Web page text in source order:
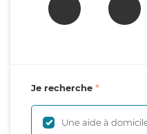
Je recherche
Une aide à